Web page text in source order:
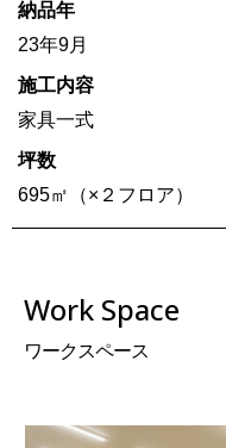
納品年
23年9月
施工内容
家具一式
坪数
695㎡（×２フロア）
Work Space
ワークスペース